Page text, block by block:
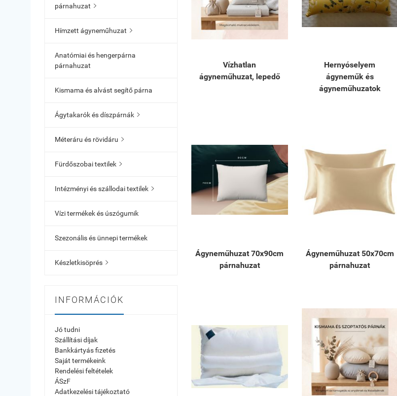
párnahuzat 
Hímzett ágyneműhuzat 
Anatómiai és hengerpárna
párnahuzat
Kismama és alvást segítő párna
Ágytakarók és díszpárnák 
Méteráru és rövidáru 
Fürdőszobai textilek 
Intézményi és szállodai textilek 
Vízi termékek és úszógumik
Szezonális és ünnepi termékek
Készletkisöprés 
INFORMÁCIÓK
Jó tudni
Szállítási díjak
Bankkártyás fizetés
Saját termékeink
Rendelési feltételek
ÁSzF
Adatkezelési tájékoztató
Vízhatlan
ágyneműhuzat, lepedő
Hernyóselyem
ágyneműk és
ágyneműhuzatok
Ágyneműhuzat 70x90cm
párnahuzat
Ágyneműhuzat 50x70cm
párnahuzat